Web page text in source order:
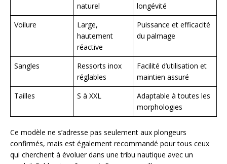
naturel
longévité
Voilure
Large,
hautement
réactive
Puissance et efficacité
du palmage
Sangles
Ressorts inox
réglables
Facilité d’utilisation et
maintien assuré
Tailles
S à XXL
Adaptable à toutes les
morphologies
Ce modèle ne s’adresse pas seulement aux plongeurs
confirmés, mais est également recommandé pour tous ceux
qui cherchent à évoluer dans une tribu nautique avec un